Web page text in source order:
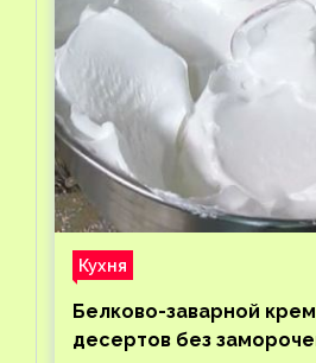
Кухня
Белково-заварной
десертов без